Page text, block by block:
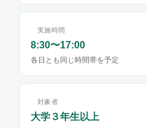
実施時間
8:30〜17:00
各日とも同じ時間帯を予定
対象者
大学３年生以上